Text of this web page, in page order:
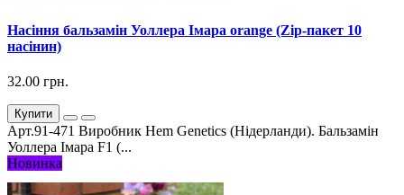
Насіння бальзамін Уоллера Імара orange (Zip-пакет 10
насінин)
32.00 грн.
Купити
Арт.91-471 Виробник Hem Genetics (Нідерланди). Бальзамін
Уоллера Імара F1 (...
Новинка